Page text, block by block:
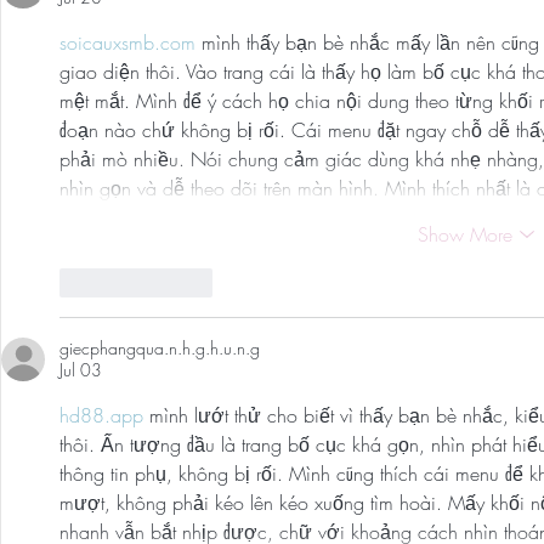
soicauxsmb.com mình thấy bạn bè nhắc mấy lần nên
giao diện thôi. Vào trang cái là thấy họ làm bố cục khá
mệt mắt. Mình để ý cách họ chia nội dung theo từng
đoạn nào chứ không bị rối. Cái menu đặt ngay chỗ dễ
phải mò nhiều. Nói chung cảm giác dùng khá nhẹ
nhìn gọn và dễ theo dõi trên màn hình. Mình thích nhất
Show More
giecphangqua.n.h.g.h.u.n.g
Jul 03
hd88.app mình lướt thử cho biết vì thấy bạn bè nhắc,
thôi. Ấn tượng đầu là trang bố cục khá gọn, nhìn phát
thông tin phụ, không bị rối. Mình cũng thích cái menu
mượt, không phải kéo lên kéo xuống tìm hoài. Mấy khối
nhanh vẫn bắt nhịp được, chữ với khoảng cách nhìn